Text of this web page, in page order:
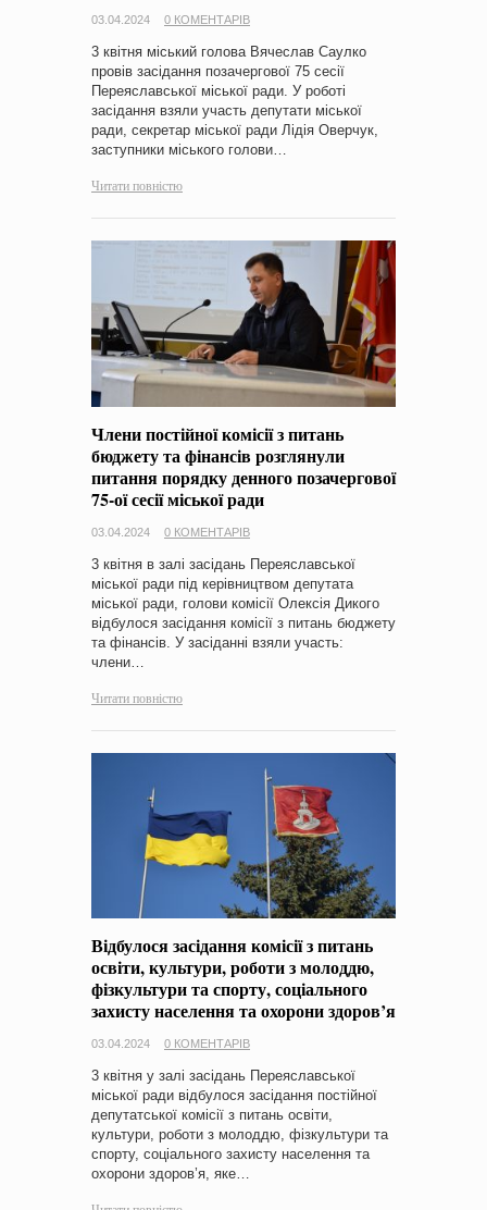
03.04.2024 0 КОМЕНТАРІВ
3 квітня міський голова Вячеслав Саулко
провів засідання позачергової 75 сесії
Переяславської міської ради. У роботі
засідання взяли участь депутати міської
ради, секретар міської ради Лідія Оверчук,
заступники міського голови…
Читати повністю
Члени постійної комісії з питань
бюджету та фінансів розглянули
питання порядку денного позачергової
75-ої сесії міської ради
03.04.2024 0 КОМЕНТАРІВ
3 квітня в залі засідань Переяславської
міської ради під керівництвом депутата
міської ради, голови комісії Олексія Дикого
відбулося засідання комісії з питань бюджету
та фінансів. У засіданні взяли участь:
члени…
Читати повністю
Відбулося засідання комісії з питань
освіти, культури, роботи з молоддю,
фізкультури та спорту, соціального
захисту населення та охорони здоров’я
03.04.2024 0 КОМЕНТАРІВ
3 квітня у залі засідань Переяславської
міської ради відбулося засідання постійної
депутатської комісії з питань освіти,
культури, роботи з молоддю, фізкультури та
спорту, соціального захисту населення та
охорони здоров’я, яке…